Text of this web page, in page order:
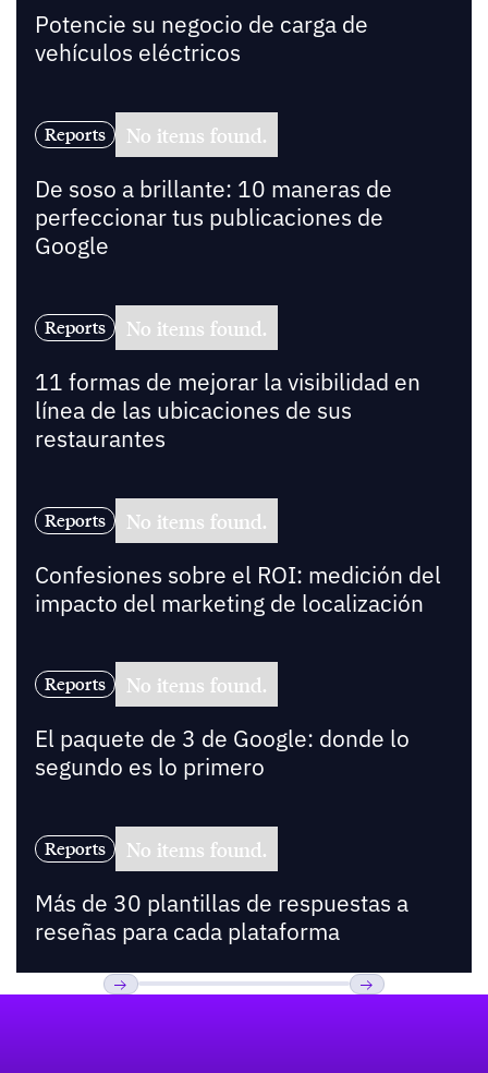
Potencie su negocio de carga de
vehículos eléctricos
Reports No items found.
De soso a brillante: 10 maneras de
perfeccionar tus publicaciones de
Google
Reports No items found.
11 formas de mejorar la visibilidad en
línea de las ubicaciones de sus
restaurantes
Reports No items found.
Confesiones sobre el ROI: medición del
impacto del marketing de localización
Reports No items found.
El paquete de 3 de Google: donde lo
segundo es lo primero
Reports No items found.
Más de 30 plantillas de respuestas a
reseñas para cada plataforma